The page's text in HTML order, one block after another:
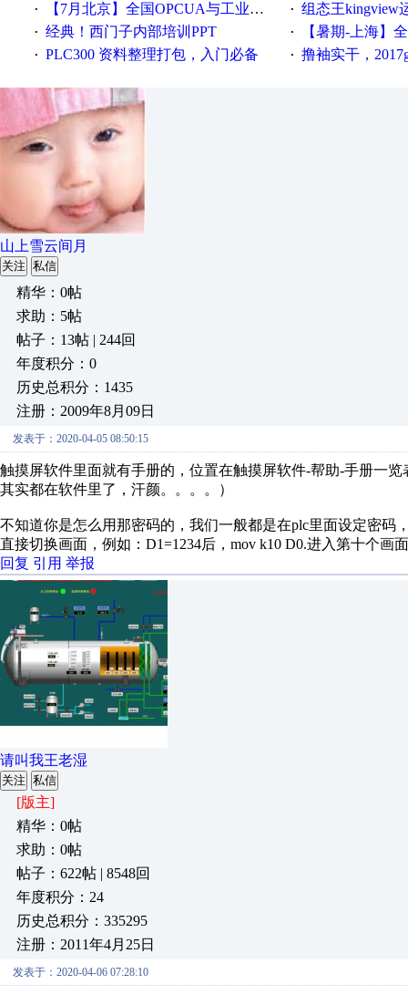
· 【7月北京】全国OPCUA与工业互联技术培训班通知！ · 组态王kingview
· 经典！西门子内部培训PPT · 【暑期-上海】全国工业
· PLC300 资料整理打包，入门必备 · 撸袖实干，2017gongkong®第
山上雪云间月
关注 私信
精华：0帖
求助：5帖
帖子：13帖 | 244回
年度积分：0
历史总积分：1435
注册：2009年8月09日
发表于：2020-04-05 08:50:15
触摸屏软件里面就有手册的，位置在触摸屏软件-帮助-手册一
其实都在软件里了，汗颜。。。。）
不知道你是怎么用那密码的，我们一般都是在plc里面设定密
直接切换画面，例如：D1=1234后，mov k10 D0.进入第十个画
回复 引用 举报
请叫我王老湿
关注 私信
[版主]
精华：0帖
求助：0帖
帖子：622帖 | 8548回
年度积分：24
历史总积分：335295
注册：2011年4月25日
发表于：2020-04-06 07:28:10